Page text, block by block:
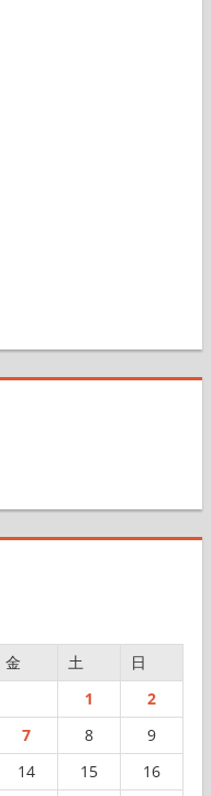
金 土
日
1
2
7 8
9
14 15
16